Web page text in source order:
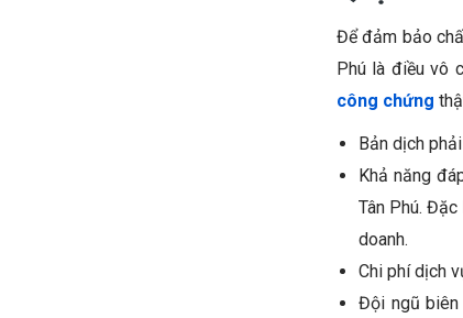
Để đảm bảo
Phú là điều vô
công chứng
Bản dịch
Khả năng
Tân Phú.
doanh.
Chi phí dịch
Đội ngũ biên